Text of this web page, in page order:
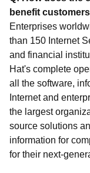
benefit
Enterprises
than 150 Internet
and financial
Hat's complete
all the software,
Internet and
the largest
source solutions
information for
for their next-